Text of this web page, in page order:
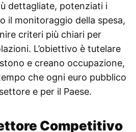
dettagliate, potenziati i
il monitoraggio della spesa,
criteri più chiari per
L’obiettivo è tutelare
e creano occupazione,
che ogni euro pubblico
e per il Paese.
Competitivo